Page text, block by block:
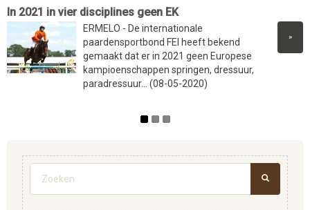
In 2021 in vier disciplines geen EK
»
ERMELO - De internationale
paardensportbond FEI heeft bekend
gemaakt dat er in 2021 geen Europese
kampioenschappen springen, dressuur,
paradressuur... (08-05-2020)
Zoekveld